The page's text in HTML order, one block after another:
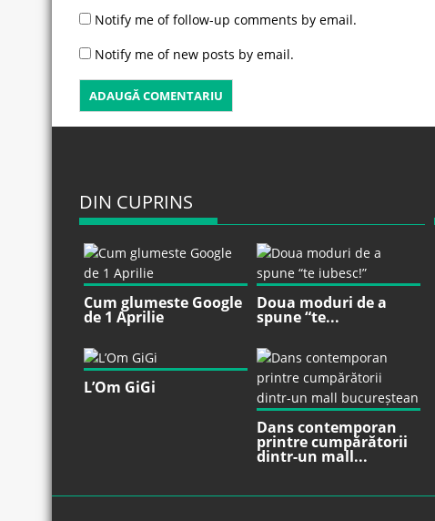
Notify me of follow-up comments by email.
Notify me of new posts by email.
DIN CUPRINS
Cum glumeste Google
de 1 Aprilie
Doua moduri de a
spune “te...
L’Om GiGi
Dans contemporan
printre cumpărătorii
dintr-un mall...